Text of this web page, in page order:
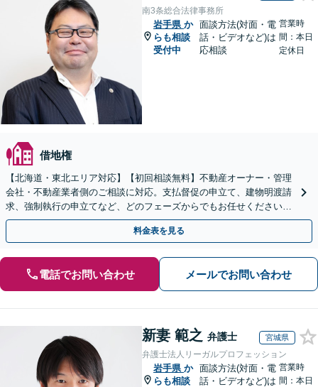
南3条総合法律事務所
岩手県 か
らも相談
受付中
面談方法(対面・電
話・ビデオなど)は
応相談
営業時
間：本日
定休日
借地権
【北海道・東北エリア対応】【初回相談無料】不動産オーナー・管理
会社・不動産業者側のご相談に対応。支払督促の申立て、建物明渡請
求、強制執行の申立てなど、どのフェーズからでもお任せください。
他士業ともワンストップで対応可能【休日・夜間面談OK】
料金表を見る
電話でお問い合わせ メールでお問い合わせ
新妻 範之 弁護士 宮城県
弁護士法人リーガルプロフェッション
岩手県 か
らも相談
面談方法(対面・電
話・ビデオなど)は
営業時
間：本日